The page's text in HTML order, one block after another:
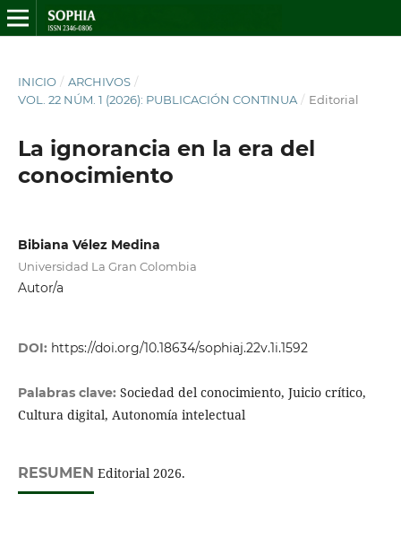
INICIO / ARCHIVOS /
VOL. 22 NÚM. 1 (2026): PUBLICACIÓN CONTINUA / Editorial
La ignorancia en la era del
conocimiento
Bibiana Vélez Medina
Universidad La Gran Colombia
Autor/a
DOI: https://doi.org/10.18634/sophiaj.22v.1i.1592
Palabras clave: Sociedad del conocimiento, Juicio crítico,
Cultura digital, Autonomía intelectual
RESUMEN Editorial 2026.